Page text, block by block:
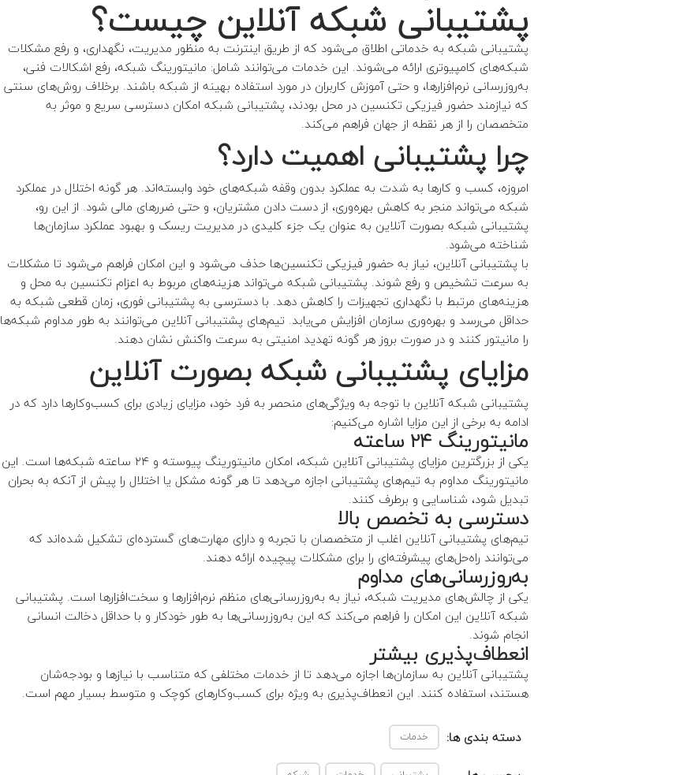
پشتیبانی شبکه آنلاین چیست؟
پشتیبانی شبکه به خدماتی اطلاق می‌شود که از طریق اینترنت به منظور مدیریت، نگهداری، و رفع مشکلات
شبکه‌های کامپیوتری ارائه می‌شوند. این خدمات می‌توانند شامل: مانیتورینگ شبکه، رفع اشکالات فنی،
به‌روزرسانی نرم‌افزارها، و حتی آموزش کاربران در مورد استفاده بهینه از شبکه باشند. برخلاف روش‌های سنتی
که نیازمند حضور فیزیکی تکنسین در محل بودند، پشتیبانی شبکه امکان دسترسی سریع و موثر به
متخصصان را از هر نقطه از جهان فراهم می‌کند.
چرا پشتیبانی اهمیت دارد؟
امروزه، کسب ‌و کارها به شدت به عملکرد بدون وقفه شبکه‌های خود وابسته‌اند. هر گونه اختلال در عملکرد
شبکه می‌تواند منجر به کاهش بهره‌وری، از دست دادن مشتریان، و حتی ضررهای مالی شود. از این رو،
پشتیبانی شبکه بصورت آنلاین به عنوان یک جزء کلیدی در مدیریت ریسک و بهبود عملکرد سازمان‌ها
شناخته می‌شود.
با پشتیبانی آنلاین، نیاز به حضور فیزیکی تکنسین‌ها حذف می‌شود و این امکان فراهم می‌شود تا مشکلات
به سرعت تشخیص و رفع شوند. پشتیبانی شبکه می‌تواند هزینه‌های مربوط به اعزام تکنسین به محل و
هزینه‌های مرتبط با نگهداری تجهیزات را کاهش دهد. با دسترسی به پشتیبانی فوری، زمان قطعی شبکه به
حداقل می‌رسد و بهره‌وری سازمان افزایش می‌یابد. تیم‌های پشتیبانی آنلاین می‌توانند به طور مداوم شبکه‌ها
را مانیتور کنند و در صورت بروز هر گونه تهدید امنیتی به سرعت واکنش نشان دهند.
مزایای پشتیبانی شبکه بصورت آنلاین
پشتیبانی شبکه آنلاین با توجه به ویژگی‌های منحصر به فرد خود، مزایای زیادی برای کسب‌وکارها دارد که در
ادامه به برخی از این مزایا اشاره می‌کنیم:
مانیتورینگ۲۴ ساعته
یکی از بزرگترین مزایای پشتیبانی آنلاین شبکه، امکان مانیتورینگ پیوسته و ۲۴ ساعته شبکه‌ها است. این
مانیتورینگ مداوم به تیم‌های پشتیبانی اجازه می‌دهد تا هر گونه مشکل یا اختلال را پیش از آنکه به بحران
تبدیل شود، شناسایی و برطرف کنند.
دسترسی به تخصص بالا
تیم‌های پشتیبانی آنلاین اغلب از متخصصان با تجربه و دارای مهارت‌های گسترده‌ای تشکیل شده‌اند که
می‌توانند راه‌حل‌های پیشرفته‌ای را برای مشکلات پیچیده ارائه دهند.
به‌روزرسانی‌های مداوم
یکی از چالش‌های مدیریت شبکه، نیاز به به‌روزرسانی‌های منظم نرم‌افزارها و سخت‌افزارها است. پشتیبانی
شبکه آنلاین این امکان را فراهم می‌کند که این به‌روزرسانی‌ها به طور خودکار و با حداقل دخالت انسانی
انجام شوند.
انعطاف‌پذیری بیشتر
پشتیبانی آنلاین به سازمان‌ها اجازه می‌دهد تا از خدمات مختلفی که متناسب با نیازها و بودجه‌شان
هستند، استفاده کنند. این انعطاف‌پذیری به ویژه برای کسب‌وکارهای کوچک و متوسط بسیار مهم است.
دسته بندی ها: خدمات